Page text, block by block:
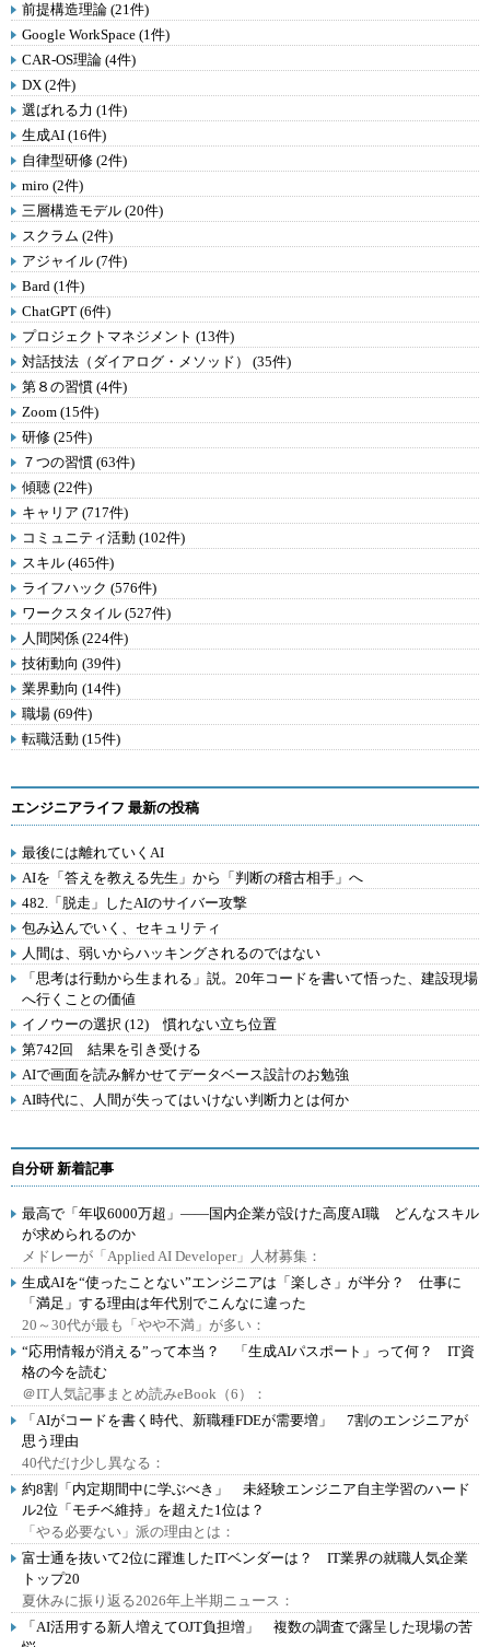
前提構造理論 (21件)
Google WorkSpace (1件)
CAR-OS理論 (4件)
DX (2件)
選ばれる力 (1件)
生成AI (16件)
自律型研修 (2件)
miro (2件)
三層構造モデル (20件)
スクラム (2件)
アジャイル (7件)
Bard (1件)
ChatGPT (6件)
プロジェクトマネジメント (13件)
対話技法（ダイアログ・メソッド） (35件)
第８の習慣 (4件)
Zoom (15件)
研修 (25件)
７つの習慣 (63件)
傾聴 (22件)
キャリア (717件)
コミュニティ活動 (102件)
スキル (465件)
ライフハック (576件)
ワークスタイル (527件)
人間関係 (224件)
技術動向 (39件)
業界動向 (14件)
職場 (69件)
転職活動 (15件)
エンジニアライフ 最新の投稿
最後には離れていくAI
AIを「答えを教える先生」から「判断の稽古相手」へ
482.「脱走」したAIのサイバー攻撃
包み込んでいく、セキュリティ
人間は、弱いからハッキングされるのではない
「思考は行動から生まれる」説。20年コードを書いて悟った、建設現場
へ行くことの価値
イノウーの選択 (12) 慣れない立ち位置
第742回 結果を引き受ける
AIで画面を読み解かせてデータベース設計のお勉強
AI時代に、人間が失ってはいけない判断力とは何か
自分研 新着記事
最高で「年収6000万超」――国内企業が設けた高度AI職 どんなスキル
が求められるのか
メドレーが「Applied AI Developer」人材募集：
生成AIを“使ったことない”エンジニアは「楽しさ」が半分？ 仕事に
「満足」する理由は年代別でこんなに違った
20～30代が最も「やや不満」が多い：
“応用情報が消える”って本当？ 「生成AIパスポート」って何？ IT資
格の今を読む
＠IT人気記事まとめ読みeBook（6）：
「AIがコードを書く時代、新職種FDEが需要増」 7割のエンジニアが
思う理由
40代だけ少し異なる：
約8割「内定期間中に学ぶべき」 未経験エンジニア自主学習のハード
ル2位「モチベ維持」を超えた1位は？
「やる必要ない」派の理由とは：
富士通を抜いて2位に躍進したITベンダーは？ IT業界の就職人気企業
トップ20
夏休みに振り返る2026年上半期ニュース：
「AI活用する新人増えてOJT負担増」 複数の調査で露呈した現場の苦